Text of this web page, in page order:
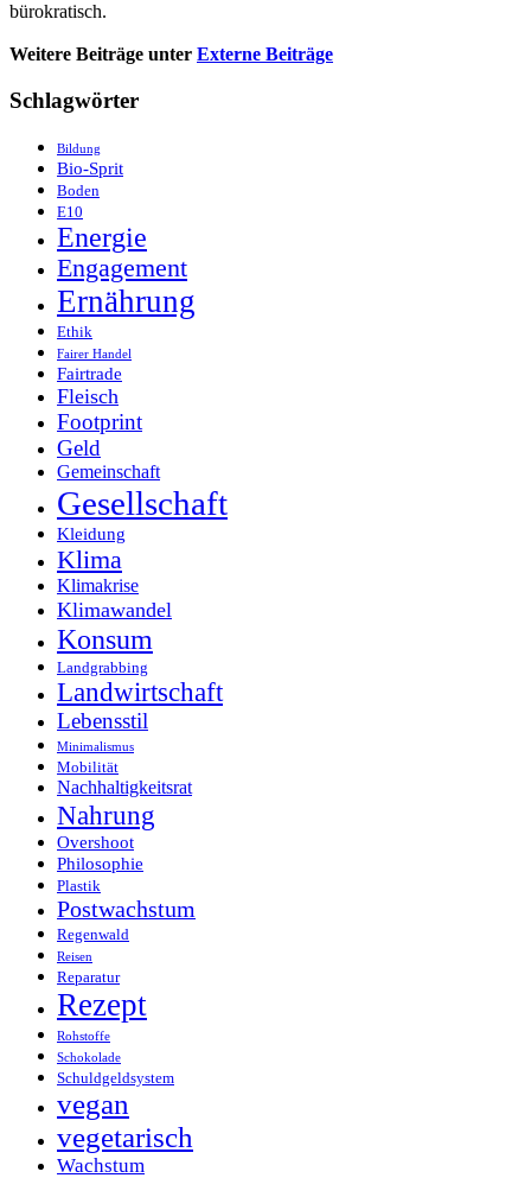
bürokratisch.
Weitere Beiträge unter Externe Beiträge
Schlagwörter
Bildung
Bio-Sprit
Boden
E10
Energie
Engagement
Ernährung
Ethik
Fairer Handel
Fairtrade
Fleisch
Footprint
Geld
Gemeinschaft
Gesellschaft
Kleidung
Klima
Klimakrise
Klimawandel
Konsum
Landgrabbing
Landwirtschaft
Lebensstil
Minimalismus
Mobilität
Nachhaltigkeitsrat
Nahrung
Overshoot
Philosophie
Plastik
Postwachstum
Regenwald
Reisen
Reparatur
Rezept
Rohstoffe
Schokolade
Schuldgeldsystem
vegan
vegetarisch
Wachstum